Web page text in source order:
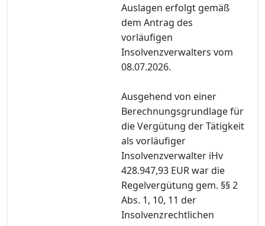
Auslagen erfolgt gemäß
dem Antrag des
vorläufigen
Insolvenzverwalters vom
08.07.2026.
Ausgehend von einer
Berechnungsgrundlage für
die Vergütung der Tätigkeit
als vorläufiger
Insolvenzverwalter iHv
428.947,93 EUR war die
Regelvergütung gem. §§ 2
Abs. 1, 10, 11 der
Insolvenzrechtlichen